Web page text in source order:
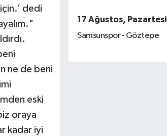
dedi
ne de beni
eski
oraya
kadar iyi
17 Ağustos, Pazartesi
Samsunspor - Göztepe